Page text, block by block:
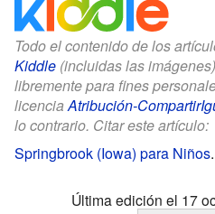
Todo el contenido de los
Kiddle (incluidas las
libremente para fines
licenciaAtribución-
lo contrario. Citar este artículo:
Springbrook (Iowa) para Niños.
Última edición el 17